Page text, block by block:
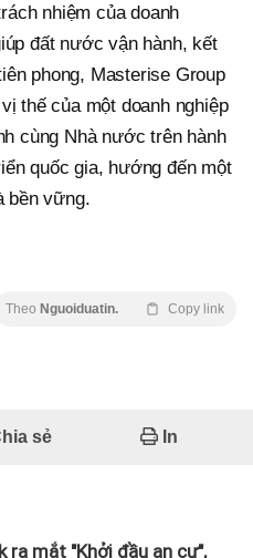
nhiệm của doanh
đất nước vận hành, kết
phong, Masterise Group
thế của một doanh nghiệp
cùng Nhà nước trên hành
quốc gia, hướng đến một
bền vững.
Theo Nguoiduatin. Copy link
sẻ In
ra mắt "Khởi đầu an cư",